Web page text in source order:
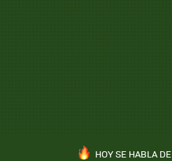
HOY SE HABLA DE